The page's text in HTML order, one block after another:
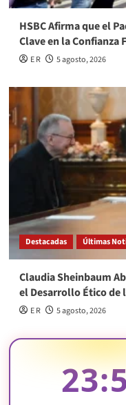
HSBC Afirma que el
Clave en la Confianza
E R 5 agosto, 2026
Destacadas Últimas
Claudia Sheinbaum
el Desarrollo Ético de
E R 5 agosto, 2026